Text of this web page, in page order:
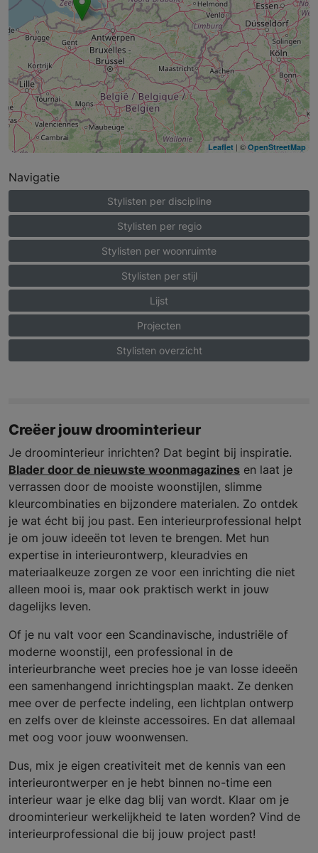
Leaflet | © OpenStreetMap
Navigatie
Stylisten per discipline
Stylisten per regio
Stylisten per woonruimte
Stylisten per stijl
Lijst
Projecten
Stylisten overzicht
Creëer jouw droominterieur
Je droominterieur inrichten? Dat begint bij inspiratie.
Blader door de nieuwste woonmagazines en laat je
verrassen door de mooiste woonstijlen, slimme
kleurcombinaties en bijzondere materialen. Zo ontdek
je wat écht bij jou past. Een interieurprofessional helpt
je om jouw ideeën tot leven te brengen. Met hun
expertise in interieurontwerp, kleuradvies en
materiaalkeuze zorgen ze voor een inrichting die niet
alleen mooi is, maar ook praktisch werkt in jouw
dagelijks leven.
Of je nu valt voor een Scandinavische, industriële of
moderne woonstijl, een professional in de
interieurbranche weet precies hoe je van losse ideeën
een samenhangend inrichtingsplan maakt. Ze denken
mee over de perfecte indeling, een lichtplan ontwerp
en zelfs over de kleinste accessoires. En dat allemaal
met oog voor jouw woonwensen.
Dus, mix je eigen creativiteit met de kennis van een
interieurontwerper en je hebt binnen no-time een
interieur waar je elke dag blij van wordt. Klaar om je
droominterieur werkelijkheid te laten worden? Vind de
interieurprofessional die bij jouw project past!